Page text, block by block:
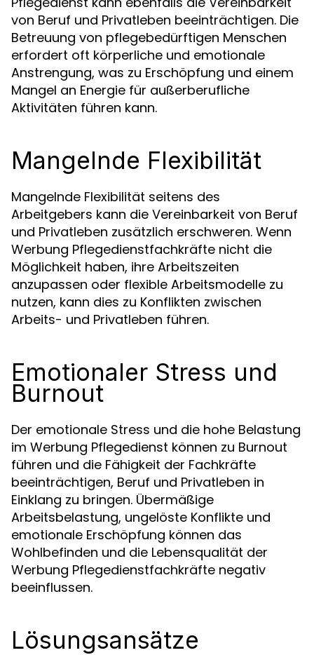
von Beruf und Privatleben beeinträchtigen. Die
Betreuung von pflegebedürftigen Menschen
erfordert oft körperliche und emotionale
Anstrengung, was zu Erschöpfung und einem
Mangel an Energie für außerberufliche
Aktivitäten führen kann.
Mangelnde Flexibilität
Mangelnde Flexibilität seitens des
Arbeitgebers kann die Vereinbarkeit von Beruf
und Privatleben zusätzlich erschweren. Wenn
Werbung Pflegedienstfachkräfte nicht die
Möglichkeit haben, ihre Arbeitszeiten
anzupassen oder flexible Arbeitsmodelle zu
nutzen, kann dies zu Konflikten zwischen
Arbeits- und Privatleben führen.
Emotionaler Stress und
Burnout
Der emotionale Stress und die hohe Belastung
im Werbung Pflegedienst können zu Burnout
führen und die Fähigkeit der Fachkräfte
beeinträchtigen, Beruf und Privatleben in
Einklang zu bringen. Übermäßige
Arbeitsbelastung, ungelöste Konflikte und
emotionale Erschöpfung können das
Wohlbefinden und die Lebensqualität der
Werbung Pflegedienstfachkräfte negativ
beeinflussen.
Lösungsansätze